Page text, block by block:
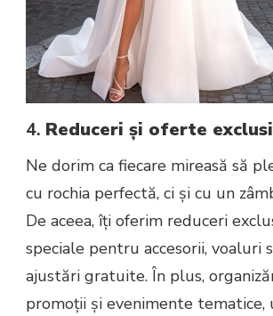
4. Reduceri și oferte
Ne dorim ca fiecare mireasă să
cu rochia perfectă, ci și cu un
De aceea, îți oferim reduceri
speciale pentru accesorii, voaluri
ajustări gratuite. În plus,
promoții și evenimente tematice,